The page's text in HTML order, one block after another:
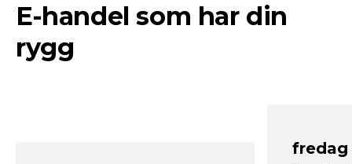
E-handel som har din
rygg
fredag